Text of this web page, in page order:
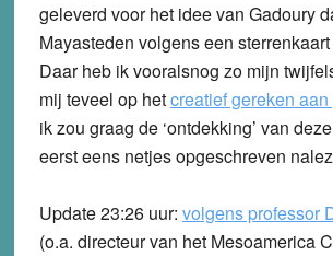
geleverd voor het idee van Gadoury
Mayasteden volgens een
Daar heb ik vooralsnog zo mijn
mij teveel op hetcreatief gereken
ik zou graag de ‘ontdekking’ van
eerst eens netjes opgeschreven
Update 23:26 uur: volgens professor
(o.a. directeur van het Mesoamerica